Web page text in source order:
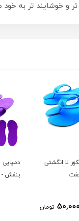
خوشایند تر به خود
لا انگشتی
50,000 تومان
دمپایی
بنفش